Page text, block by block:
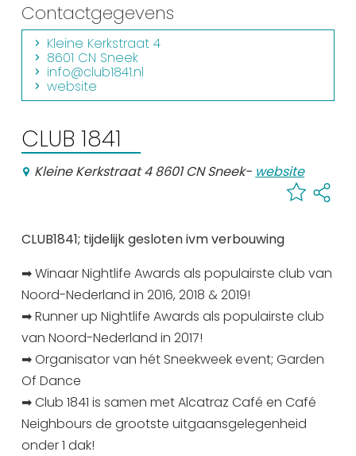
En meer
Arrangementen
Jouw Sneek
Other languages
Routes
Veel bezochte pagina's:
Top 10 leuke dingen
Vakantie vieren in Sneek
Uitgaan in Sneek
Overnachten in Sneek
Citygame Escapegame Sneek
Webcams
Contactgegevens
Kleine Kerkstraat 4
8601 CN Sneek
info@club1841.nl
website
CLUB 1841
Kleine Kerkstraat 4 8601 CN Sneek- website
CLUB1841; tijdelijk gesloten ivm verbouwing
➡ Winaar Nightlife Awards als populairste club van
Noord-Nederland in 2016, 2018 & 2019!
➡ Runner up Nightlife Awards als populairste club
van Noord-Nederland in 2017!
➡ Organisator van hét Sneekweek event; Garden
Of Dance
➡ Club 1841 is samen met Alcatraz Café en Café
Neighbours de grootste uitgaansgelegenheid
onder 1 dak!